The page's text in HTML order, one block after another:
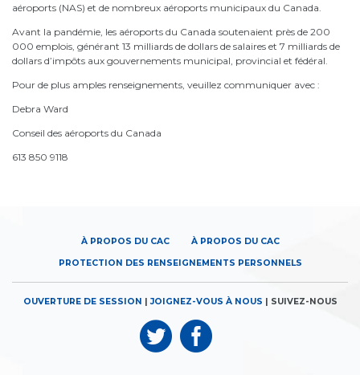
aéroports (NAS) et de nombreux aéroports municipaux du Canada.
Avant la pandémie, les aéroports du Canada soutenaient près de 200
000 emplois, générant 13 milliards de dollars de salaires et 7 milliards de
dollars d’impôts aux gouvernements municipal, provincial et fédéral.
Pour de plus amples renseignements, veuillez communiquer avec :
Debra Ward
Conseil des aéroports du Canada
613 850 9118
À PROPOS DU CAC À PROPOS DU CAC
PROTECTION DES RENSEIGNEMENTS PERSONNELS
OUVERTURE DE SESSION |JOIGNEZ-VOUS À NOUS | SUIVEZ-NOUS